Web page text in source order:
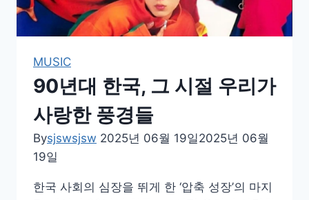
시
트
황
기
MUSIC
90년대 한국, 그 시절 우리가
사랑한 풍경들
Bysjswsjsw 2025년 06월 19일2025년 06월
19일
한국 사회의 심장을 뛰게 한 ‘압축 성장’의 마지